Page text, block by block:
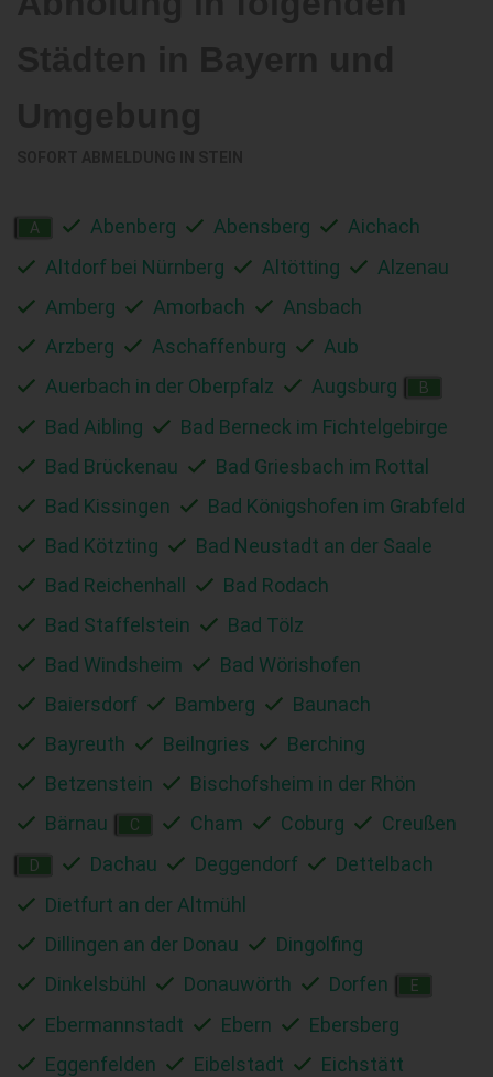
A Abenberg Abensberg
Aichach
Altdorf bei Nürnberg
Altötting
Alzenau
Amberg
Amorbach
Ansbach
Arzberg
Aschaffenburg
Aub
Auerbach in der Oberpfalz
Augsburg B
Bad Aibling
Bad Berneck im Fichtelgebirge
Bad Brückenau
Bad Griesbach im Rottal
Bad Kissingen
Bad Königshofen im Grabfeld
Bad Kötzting
Bad Neustadt an der Saale
Bad Reichenhall
Bad Rodach
Bad Staffelstein
Bad Tölz
Bad Windsheim
Bad Wörishofen
Baiersdorf
Bamberg
Baunach
Bayreuth
Beilngries
Berching
Betzenstein
Bischofsheim in der Rhön
Bärnau
C Cham Coburg Creußen
D Dachau Deggendorf
Dettelbach
Dietfurt an der Altmühl
Dillingen an der Donau
Dingolfing
Dinkelsbühl
Donauwörth Dorfen E
Ebermannstadt Ebern
Ebersberg
Eggenfelden
Eibelstadt
Eichstätt